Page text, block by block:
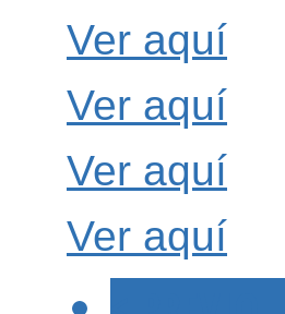
Ver aquí
Ver aquí
Ver aquí
Ver aquí